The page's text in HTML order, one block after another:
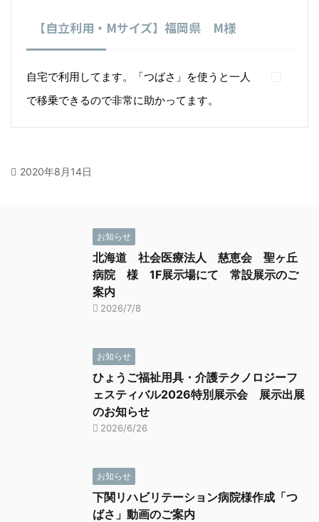
【自立利用・Mサイズ】福岡県 M様
自宅で利用してます。「つばさ」を使うと一人
で移乗できるので非常に助かってます。
2020年8月14日
お知らせ
北海道 社会医療法人 慈恵会 聖ヶ丘
病院 様 1F展示場にて 常設展示のご
案内
2026/7/8
お知らせ
ひょうご福祉用具・介護テクノロジーフ
ェスティバル2026特別展示会 展示出展
のお知らせ
2026/6/26
お知らせ
下関リハビリテーション病院様作成「つ
ばさ」動画のご案内